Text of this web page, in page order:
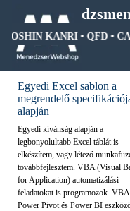
KANRI • QFD •
Ugrás a menüre
Egyedi Excel sablon a
megrendelő
alapján
Egyedi kívánság alapján a
legbonyolultabb Excel táblát is
elkészítem, vagy létező
továbbfejlesztem. VBA (Visual
for Application) automatizálási
feladatokat is programozok.
Power Pivot és Power BI